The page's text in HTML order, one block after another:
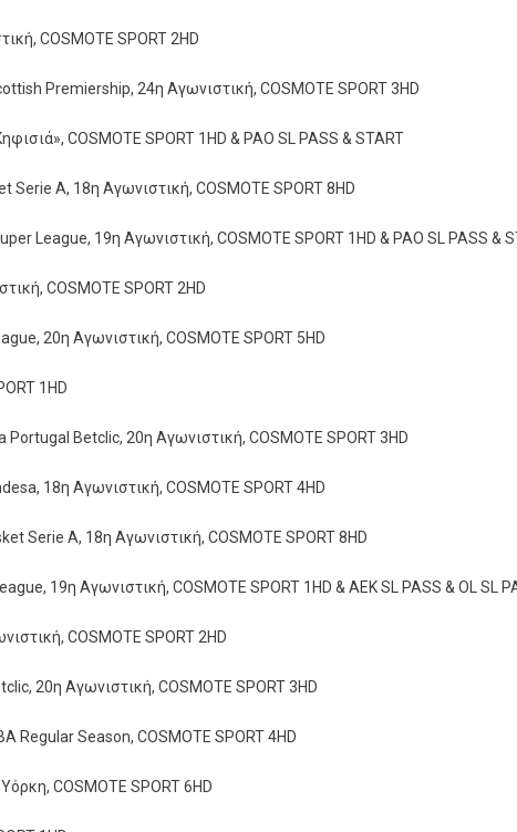
COSMOTE SPORT 2HD
Premiership, 24η Αγωνιστική, COSMOTE SPORT 3HD
COSMOTE SPORT 1HD & PAO SL PASS & START
A, 18η Αγωνιστική, COSMOTE SPORT 8HD
League, 19η Αγωνιστική, COSMOTE SPORT 1HD & PAO SL PASS &
COSMOTE SPORT 2HD
20η Αγωνιστική, COSMOTE SPORT 5HD
1HD
Betclic, 20η Αγωνιστική, COSMOTE SPORT 3HD
18η Αγωνιστική, COSMOTE SPORT 4HD
Serie A, 18η Αγωνιστική, COSMOTE SPORT 8HD
19η Αγωνιστική, COSMOTE SPORT 1HD & AEK SL PASS & OL SL
COSMOTE SPORT 2HD
20η Αγωνιστική, COSMOTE SPORT 3HD
Regular Season, COSMOTE SPORT 4HD
COSMOTE SPORT 6HD